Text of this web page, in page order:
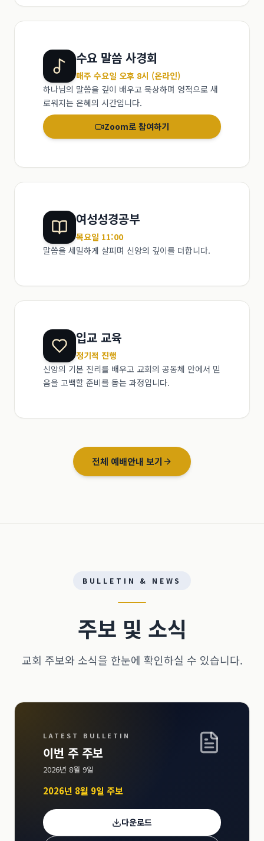
수요 말씀 사경회
매주 수요일 오후 8시 (온라인)
하나님의 말씀을 깊이 배우고 묵상하며 영적으로 새
로워지는 은혜의 시간입니다.
Zoom로 참여하기
여성성경공부
목요일 11:00
말씀을 세밀하게 살피며 신앙의 깊이를 더합니다.
입교 교육
정기적 진행
신앙의 기본 진리를 배우고 교회의 공동체 안에서 믿
음을 고백할 준비를 돕는 과정입니다.
전체 예배안내 보기
BULLETIN & NEWS
주보 및 소식
교회 주보와 소식을 한눈에 확인하실 수 있습니다.
LATEST BULLETIN
이번 주 주보
2026년 8월 9일
2026년 8월 9일 주보
다운로드